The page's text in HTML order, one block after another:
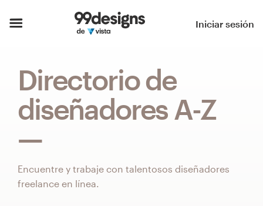
Iniciar sesión
Directorio de
diseñadores A-Z
Encuentre y trabaje con talentosos diseñadores
freelance en línea.
Cómo es
Encontrar un diseñador
Inspiración
99designs Pro